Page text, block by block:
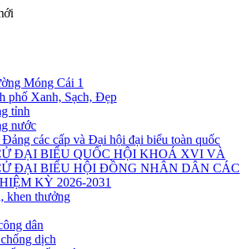
Móng Cái 1
phố Xanh, Sạch, Đẹp
tỉnh
nước
các cấp và Đại hội đại biểu toàn quốc
ĐẠI BIỂU QUỐC HỘI KHOÁ XVI VÀ
ĐẠI BIỂU HỘI ĐỒNG NHÂN DÂN CÁC
KỲ 2026-2031
khen thưởng
dân
dịch